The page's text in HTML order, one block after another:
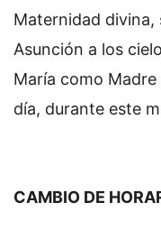
Maternidad divina,
Asunción a los
María como
día, durante este
CAMBIO DE